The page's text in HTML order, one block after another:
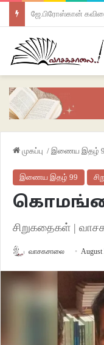
ஜே.பிரோஸ்கான்
முகப்பு / இணைய இதழ்
இணைய இதழ் 99
கொமங்கை
சிறுகதைகள் |
வாசகசாலை August